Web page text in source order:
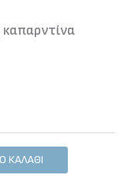
καπαρντίνα
ΚΑΛΆΘΙ